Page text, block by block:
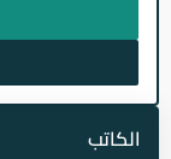
الكاتب